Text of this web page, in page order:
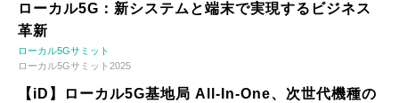
ローカル5G：新システムと端末で実現するビジネス
革新
ローカル5Gサミット
ローカル5Gサミット2025
【iD】ローカル5G基地局 All-In-One、次世代機種の